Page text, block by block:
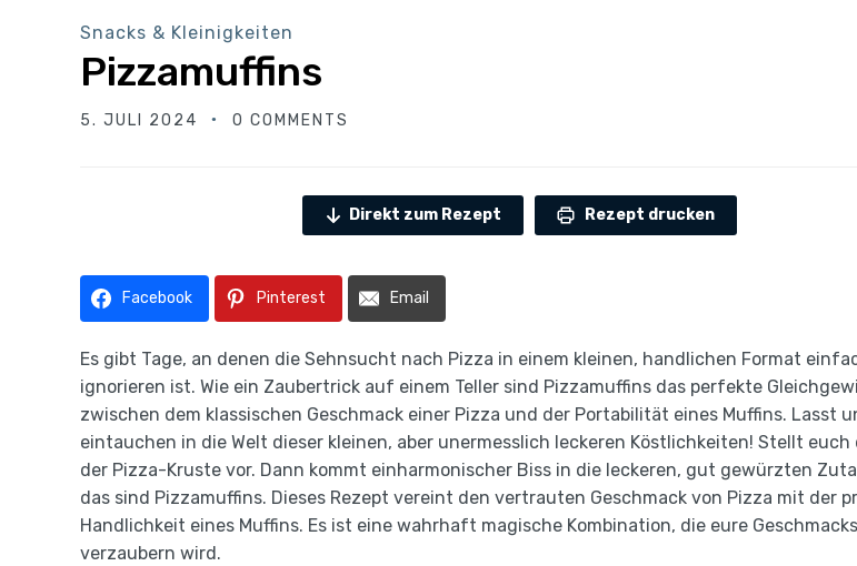
Snacks & Kleinigkeiten
Pizzamuffins
5. JULI 2024 0 COMMENTS
Direkt zum Rezept Rezept drucken
Facebook Pinterest Email
Es gibt Tage, an denen die Sehnsucht nach Pizza in einem kleinen, handlichen Format
ignorieren ist. Wie ein Zaubertrick auf einem Teller sind Pizzamuffins das perfekte
zwischen dem klassischen Geschmack einer Pizza und der Portabilität eines Muffins. Lasst
eintauchen in die Welt dieser kleinen, aber unermesslich leckeren Köstlichkeiten! Stellt euch
der Pizza-Kruste vor. Dann kommt einharmonischer Biss in die leckeren, gut gewürzten
das sind Pizzamuffins. Dieses Rezept vereint den vertrauten Geschmack von Pizza mit der
Handlichkeit eines Muffins. Es ist eine wahrhaft magische Kombination, die eure
verzaubern wird.